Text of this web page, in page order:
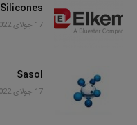
17 جولای 2022
Sasol
17 جولای 2022